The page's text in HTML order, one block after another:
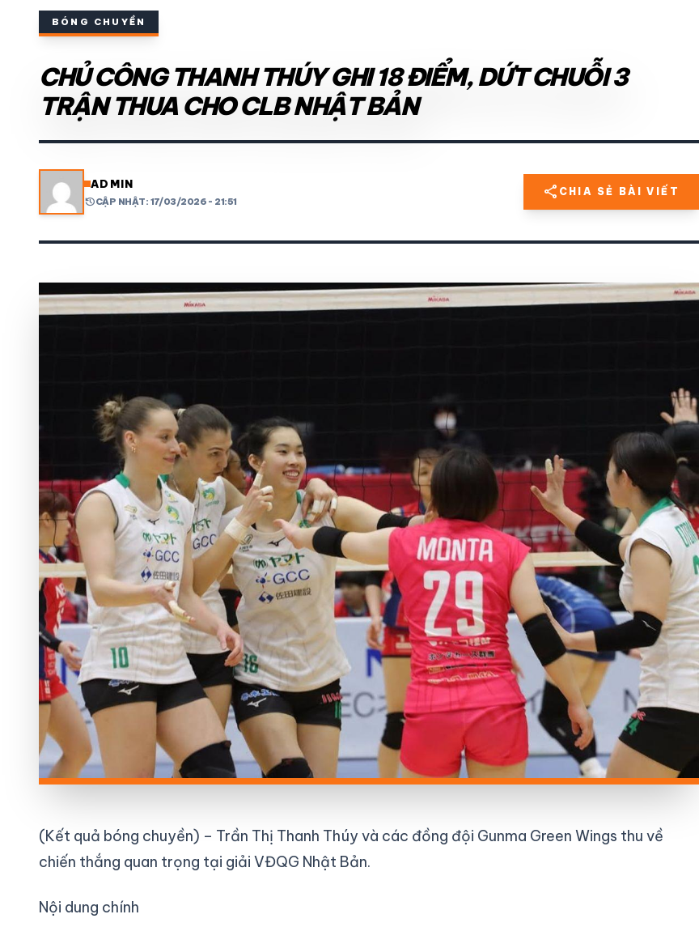
THỂ THAO TRONG NƯỚC
THỂ THAO
LỊCH THI ĐẤU
BÓNG CHUYỀN
CHỦ CÔNG THANH THÚY GHI 18 ĐIỂM, DỨT CHUỖI 3
TRẬN THUA CHO CLB NHẬT BẢN
ADMIN
historyCẬP NHẬT: 17/03/2026 - 21:51 share CHIA SẺ BÀI VIẾT
(Kết quả bóng chuyền) – Trần Thị Thanh Thúy và các đồng đội Gunma Green Wings thu về
chiến thắng quan trọng tại giải VĐQG Nhật Bản.
Nội dung chính